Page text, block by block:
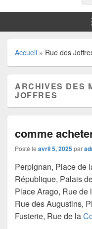
Accueil » Rue des
ARCHIVES DES
JOFFRES
comme
Posté le avril 5, 2025par
Perpignan, Place de
République, Palais
Place Arago, Rue de
Rue des Augustins,
Fusterie, Rue de la